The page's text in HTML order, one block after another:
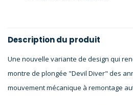
Description du produit
Une nouvelle variante de design qui
montre de plongée "Devil Diver" des
mouvement mécanique à remontage